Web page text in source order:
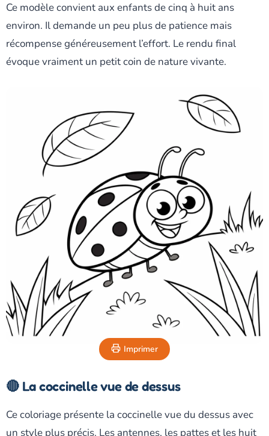
Ce modèle convient aux enfants de cinq à huit ans
environ. Il demande un peu plus de patience mais
récompense généreusement l’effort. Le rendu final
évoque vraiment un petit coin de nature vivante.
Imprimer
🔴 La coccinelle vue de dessus
Ce coloriage présente la coccinelle vue du dessus avec
un style plus précis. Les antennes, les pattes et les huit